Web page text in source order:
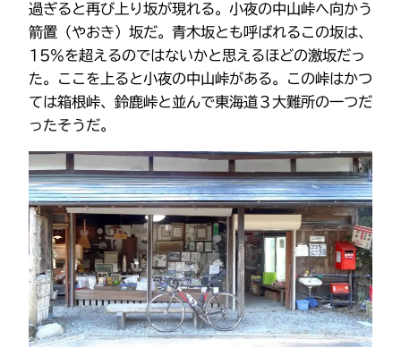
過ぎると再び上り坂が現れる。小夜の中山峠へ向かう
箭置（やおき）坂だ。青木坂とも呼ばれるこの坂は、
15%を超えるのではないかと思えるほどの激坂だっ
た。ここを上ると小夜の中山峠がある。この峠はかつ
ては箱根峠、鈴鹿峠と並んで東海道３大難所の一つだ
ったそうだ。